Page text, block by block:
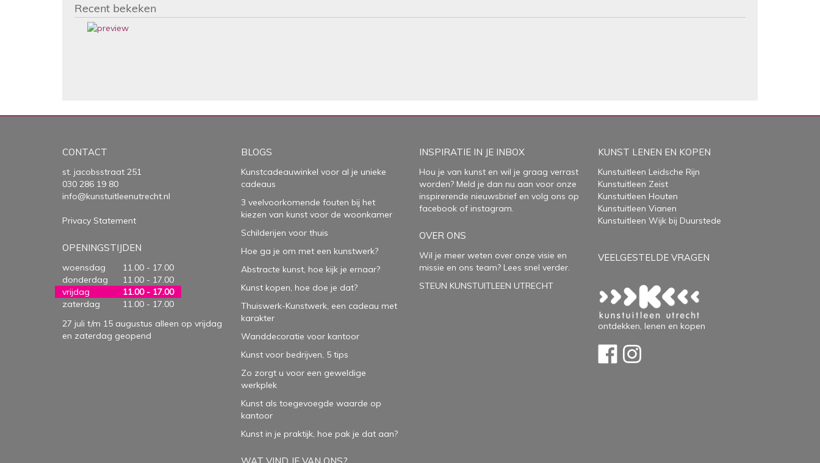
Recent bekeken
CONTACT
st. jacobsstraat 251
030 286 19 80
info@kunstuitleenutrecht.nl
Privacy Statement
OPENINGSTIJDEN
woensdag
11.00 - 17.00
donderdag
11.00 - 17.00
vrijdag
11.00 - 17.00
zaterdag
11.00 - 17.00
27 juli t/m 15 augustus alleen op vrijdag
en zaterdag geopend
BLOGS
Kunstcadeauwinkel voor al je unieke
cadeaus
3 veelvoorkomende fouten bij het
kiezen van kunst voor de woonkamer
Schilderijen voor thuis
Hoe ga je om met een kunstwerk?
Abstracte kunst, hoe kijk je ernaar?
Kunst kopen, hoe doe je dat?
Thuiswerk-Kunstwerk, een cadeau met
karakter
Wanddecoratie voor kantoor
Kunst voor bedrijven, 5 tips
Zo zorgt u voor een geweldige
werkplek
Kunst als toegevoegde waarde op
kantoor
Kunst in je praktijk, hoe pak je dat aan?
WAT VIND JE VAN ONS?
INSPIRATIE IN JE INBOX
Hou je van kunst en wil je graag verrast
worden? Meld je dan nu aan voor onze
inspirerende nieuwsbrief en volg ons op
facebook of instagram
OVER ONS
Wil je meer weten over onze visie en
missie en ons team? Lees snel verder.
STEUN KUNSTUITLEEN UTRECHT
KUNST LENEN EN KOPEN
Kunstuitleen Leidsche Rijn
Kunstuitleen Zeist
Kunstuitleen Houten
Kunstuitleen Vianen
Kunstuitleen Wijk bij Duurstede
VEELGESTELDE VRAGEN
ontdekken, lenen en kopen